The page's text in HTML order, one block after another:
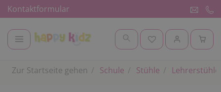
Kontaktformular
Zur Startseite gehen Schule Stühle Lehrerstühle